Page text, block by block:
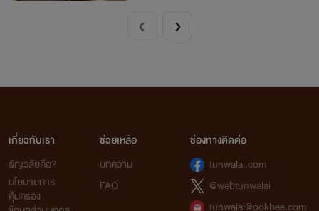
เกี่ยวกับเรา
ธัญวลัยคือ?
นโยบายการ
คุ้มครอง
ช่วยเหลือ
บทความ
FAQ
ช่องทางติดต่อ
tunwalai.com
@webtunwalai
tunwalai@ookbee.com